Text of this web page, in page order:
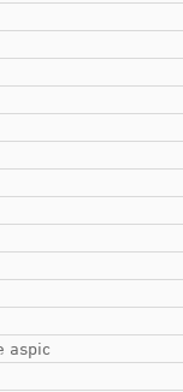
aspic